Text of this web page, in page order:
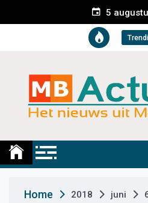
e
t
5
Medemblik
Home 2018 juni